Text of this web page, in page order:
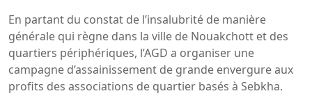
En partant du constat de l’insalubrité de manière
générale qui règne dans la ville de Nouakchott et des
quartiers périphériques, l’AGD a organiser une
campagne d’assainissement de grande envergure aux
profits des associations de quartier basés à Sebkha.